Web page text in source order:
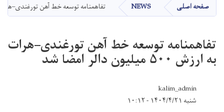
main
content
صفحه اصلی NEWS تفاهمنامه‌ توسعه خط آهن تورغندی–هرات به ارزش ۵۰۰
تفاهمنامه‌ توسعه خط آهن تورغندی–هرات
به ارزش ۵۰۰ میلیون دالر امضا شد
kalim_admin
شنبه ۱۴۰۴/۴/۲۱ - ۱۰:۱۲